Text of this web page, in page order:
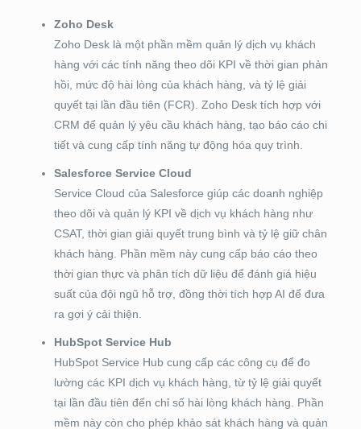
Zoho Desk
Zoho Desk là một phần mềm quản lý dịch vụ khách
hàng với các tính năng theo dõi KPI về thời gian phản
hồi, mức độ hài lòng của khách hàng, và tỷ lệ giải
quyết tại lần đầu tiên (FCR). Zoho Desk tích hợp với
CRM để quản lý yêu cầu khách hàng, tạo báo cáo chi
tiết và cung cấp tính năng tự động hóa quy trình.
Salesforce Service Cloud
Service Cloud của Salesforce giúp các doanh nghiệp
theo dõi và quản lý KPI về dịch vụ khách hàng như
CSAT, thời gian giải quyết trung bình và tỷ lệ giữ chân
khách hàng. Phần mềm này cung cấp báo cáo theo
thời gian thực và phân tích dữ liệu để đánh giá hiệu
suất của đội ngũ hỗ trợ, đồng thời tích hợp AI để đưa
ra gợi ý cải thiện.
HubSpot Service Hub
HubSpot Service Hub cung cấp các công cụ để đo
lường các KPI dịch vụ khách hàng, từ tỷ lệ giải quyết
tại lần đầu tiên đến chỉ số hài lòng khách hàng. Phần
mềm này còn cho phép khảo sát khách hàng và quản